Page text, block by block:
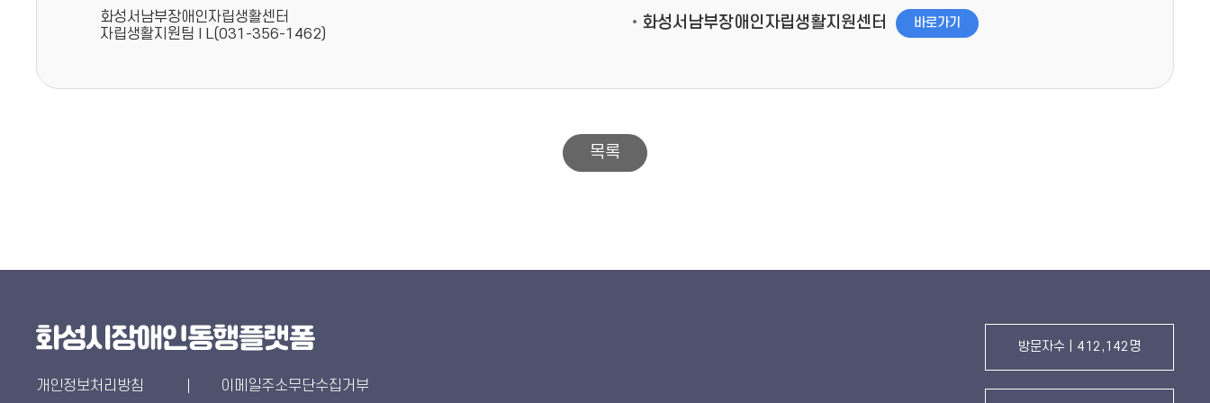
화성서남부장애인자립생활센터
자립생활지원팀 I L(031-356-1462)
화성서남부장애인자립생활지원센터 바로가기
목록
개인정보처리방침 이메일주소무단수집거부
방문자수 | 412,142명